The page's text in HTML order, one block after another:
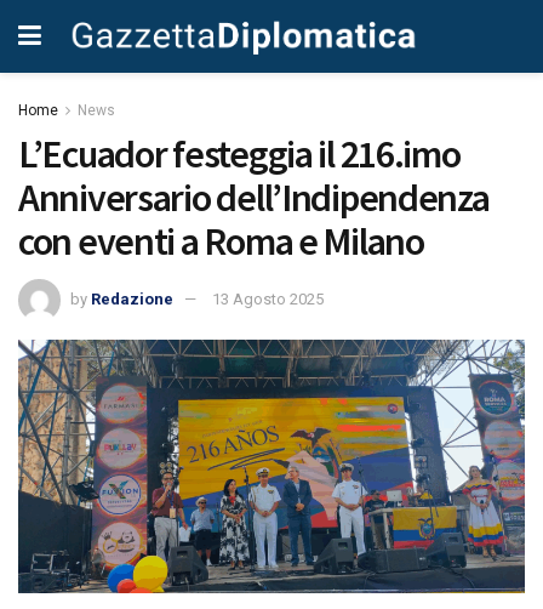
Home News
L’Ecuador festeggia il 216.imo
Anniversario dell’Indipendenza
con eventi a Roma e Milano
by Redazione 13 Agosto 2025